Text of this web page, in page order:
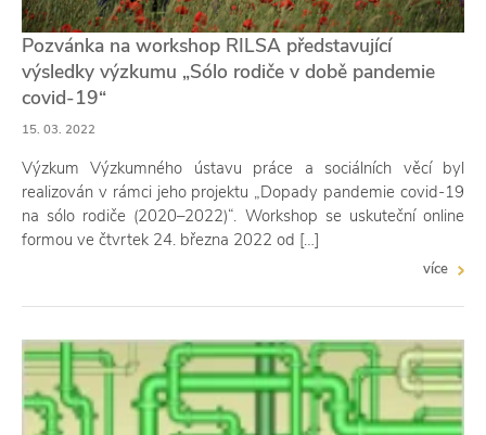
Pozvánka na workshop RILSA představující
výsledky výzkumu „Sólo rodiče v době pandemie
covid-19“
15. 03. 2022
Výzkum Výzkumného ústavu práce a sociálních věcí byl
realizován v rámci jeho projektu „Dopady pandemie covid-19
na sólo rodiče (2020–2022)“. Workshop se uskuteční online
formou ve čtvrtek 24. března 2022 od […]
více